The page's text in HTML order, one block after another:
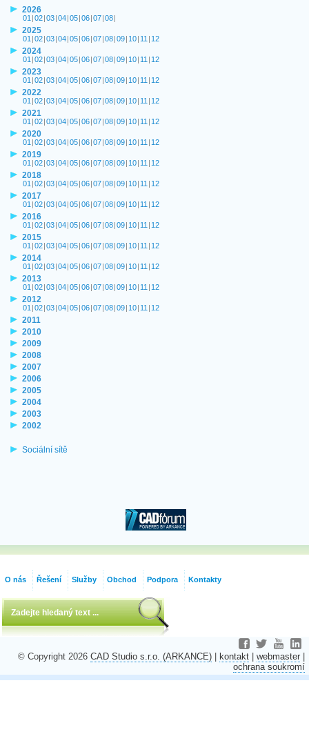
2026
01 |02|03|04|05|06|07|08|
2025
01 |02|03|04|05|06|07|08|09| 10| 11 | 12
2024
01 |02|03|04|05|06|07|08|09| 10| 11 | 12
2023
01 |02|03|04|05|06|07|08|09| 10| 11 | 12
2022
01 |02|03|04|05|06|07|08|09| 10| 11 | 12
2021
01 |02|03|04|05|06|07|08|09| 10| 11 | 12
2020
01 |02|03|04|05|06|07|08|09| 10| 11 | 12
2019
01 |02|03|04|05|06|07|08|09| 10| 11 | 12
2018
01 |02|03|04|05|06|07|08|09| 10| 11 | 12
2017
01 |02|03|04|05|06|07|08|09| 10| 11 | 12
2016
01 |02|03|04|05|06|07|08|09| 10| 11 | 12
2015
01 |02|03|04|05|06|07|08|09| 10| 11 | 12
2014
01 |02|03|04|05|06|07|08|09| 10| 11 | 12
2013
01 |02|03|04|05|06|07|08|09| 10| 11 | 12
2012
01 |02|03|04|05|06|07|08|09| 10| 11 | 12
2011
2010
2009
2008
2007
2006
2005
2004
2003
2002
Sociální sítě
O nás Řešení Služby Obchod Podpora Kontakty
© Copyright 2026 CAD Studio s.r.o. (ARKANCE) kontakt webmaster
ochrana soukromí